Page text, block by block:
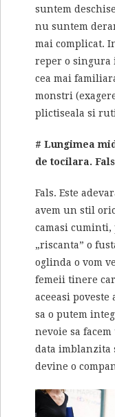
suntem
nu suntem
mai complicat.
reper o singura
cea mai
monstri
plictiseala si
# Lungimea
de tocilara.
Fals. Este
avem un stil
camasi cuminti,
„riscanta” o
oglinda o vom
femeii tinere
aceeasi
sa o putem
nevoie sa
data imblanzita
devine o